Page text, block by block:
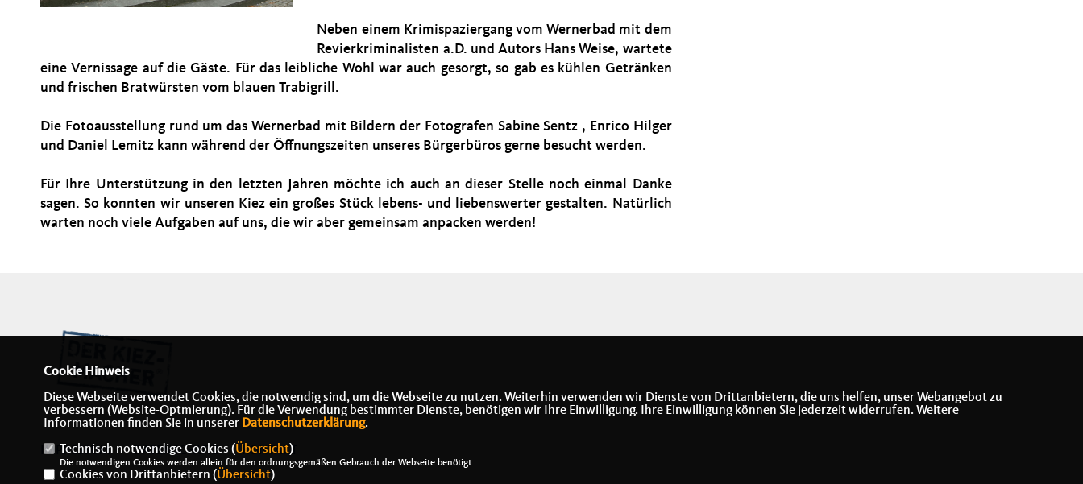
Neben einem Krimispaziergang vom Wernerbad mit dem
Revierkriminalisten a.D. und Autors Hans Weise, wartete
eine Vernissage auf die Gäste. Für das leibliche Wohl war auch gesorgt, so gab es kühlen Getränken
und frischen Bratwürsten vom blauen Trabigrill.
Die Fotoausstellung rund um das Wernerbad mit Bildern der Fotografen Sabine Sentz , Enrico Hilger
und Daniel Lemitz kann während der Öffnungszeiten unseres Bürgerbüros gerne besucht werden.
Für Ihre Unterstützung in den letzten Jahren möchte ich auch an dieser Stelle noch einmal Danke
sagen. So konnten wir unseren Kiez ein großes Stück lebens- und liebenswerter gestalten. Natürlich
warten noch viele Aufgaben auf uns, die wir aber gemeinsam anpacken werden!
IMPRESSUM DATENSCHUTZ KONTAKT
Cookie Hinweis
Diese Webseite verwendet Cookies, die notwendig sind, um die Webseite zu nutzen. Weiterhin verwenden wir Dienste von Drittanbietern, die uns helfen, unser Webangebot zu
verbessern (Website-Optmierung). Für die Verwendung bestimmter Dienste, benötigen wir Ihre Einwilligung. Ihre Einwilligung können Sie jederzeit widerrufen. Weitere
Informationen finden Sie in unserer Datenschutzerklärung.
Technisch notwendige Cookies (Übersicht)
Die notwendigen Cookies werden allein für den ordnungsgemäßen Gebrauch der Webseite benötigt.
Cookies von Drittanbietern (Übersicht)